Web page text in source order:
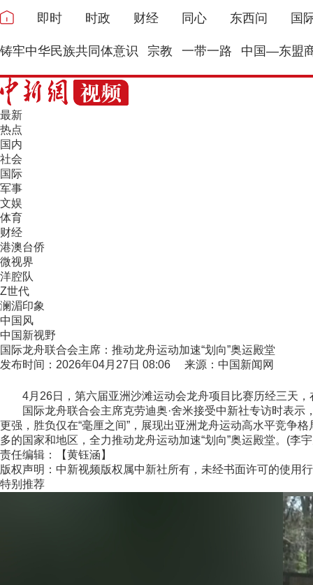
即时 时政 财经 同心 东西问 国
铸牢中华民族共同体意识 宗教 一带一路 中国—东盟
最新
热点
国内
社会
国际
军事
文娱
体育
财经
港澳台侨
微视界
洋腔队
Z世代
澜湄印象
中国风
中国新视野
国际龙舟联合会主席：推动龙舟运动加速“划向”奥运殿堂
发布时间：2026年04月27日 08:06 来源：中国新闻网
4月26日，第六届亚洲沙滩运动会龙舟项目比赛历经三天，
国际龙舟联合会主席克劳迪奥·舍米接受中新社专访时表示
更强，胜负仅在“毫厘之间”，展现出亚洲龙舟运动高水平竞争
多的国家和地区，全力推动龙舟运动加速“划向”奥运殿堂。(李
责任编辑：【黄钰涵】
版权声明：中新视频版权属中新社所有，未经书面许可的使用
特别推荐